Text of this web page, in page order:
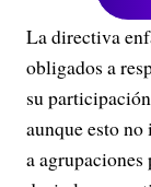
La directiva
obligados a
su
aunque esto
a